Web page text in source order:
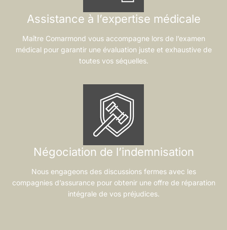
Assistance à l’expertise médicale
Maître Comarmond vous accompagne lors de l’examen
médical pour garantir une évaluation juste et exhaustive de
toutes vos séquelles.
Négociation de l’indemnisation
Nous engageons des discussions fermes avec les
compagnies d’assurance pour obtenir une offre de réparation
intégrale de vos préjudices.